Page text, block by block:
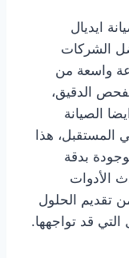
ايديال
الشركات
واسعة من
الدقيق،
الصيانة
المستقبل، هذا
بدقة
الأدوات
تقديم الحلول
التي قد تواجهها.